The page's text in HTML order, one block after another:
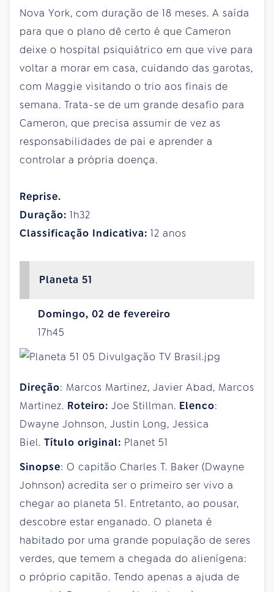
Nova York, com duração de 18 meses. A saída
para que o plano dê certo é que Cameron
deixe o hospital psiquiátrico em que vive para
voltar a morar em casa, cuidando das garotas,
com Maggie visitando o trio aos finais de
semana. Trata-se de um grande desafio para
Cameron, que precisa assumir de vez as
responsabilidades de pai e aprender a
controlar a própria doença.
Reprise.
Duração: 1h32
Classificação Indicativa: 12 anos
Planeta 51
Domingo, 02 de fevereiro
17h45
Direção: Marcos Martinez, Javier Abad, Marcos
Martinez. Roteiro: Joe Stillman. Elenco:
Dwayne Johnson, Justin Long, Jessica
Biel. Título original: Planet 51
Sinopse: O capitão Charles T. Baker (Dwayne
Johnson) acredita ser o primeiro ser vivo a
chegar ao planeta 51. Entretanto, ao pousar,
descobre estar enganado. O planeta é
habitado por uma grande população de seres
verdes, que temem a chegada do alienígena:
o próprio capitão. Tendo apenas a ajuda de